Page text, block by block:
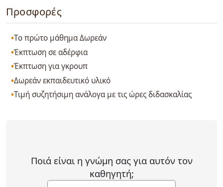
Προσφορές
Το πρώτο μάθημα Δωρεάν
Έκπτωση σε αδέρφια
Έκπτωση για γκρουπ
Δωρεάν εκπαιδευτικό υλικό
Τιμή συζητήσιμη ανάλογα με τις ώρες διδασκαλίας
Ποιά είναι η γνώμη σας για αυτόν τον
καθηγητή;